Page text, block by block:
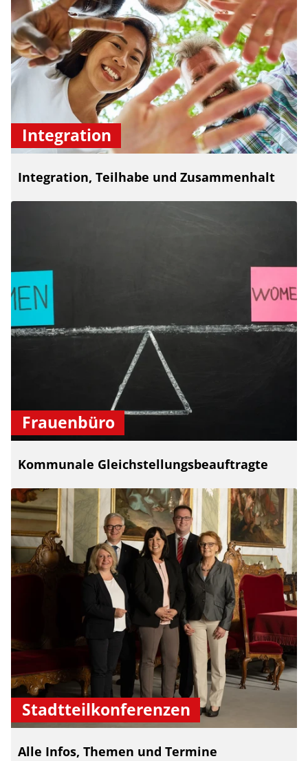
Integration
Integration, Teilhabe und Zusammenhalt
Frauenbüro
Kommunale Gleichstellungsbeauftragte
Stadtteilkonferenzen
Alle Infos, Themen und Termine